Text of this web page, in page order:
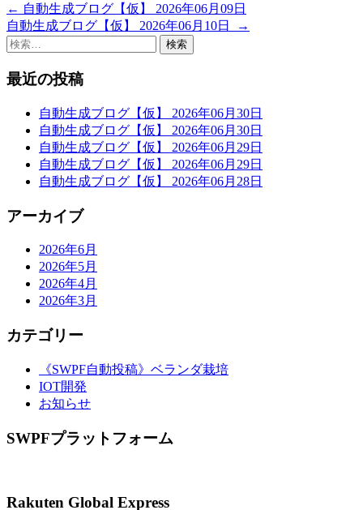
投
稿
ビ
ン
← 自動生成ブログ【仮】 2026年06月09日
自動生成ブログ【仮】 2026年06月10日
→
検
最近の投稿
自動生成ブログ【仮】 2026年06月30日
自動生成ブログ【仮】 2026年06月30日
自動生成ブログ【仮】 2026年06月29日
自動生成ブログ【仮】 2026年06月29日
自動生成ブログ【仮】 2026年06月28日
アーカイブ
2026年6月
2026年5月
2026年4月
2026年3月
カテゴリー
《SWPF自動投稿》ベランダ栽培
IOT開発
お知らせ
SWPFプラットフォーム
Rakuten Global Express